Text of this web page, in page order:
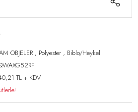
OBJELER , Polyester , Biblo/Heykel
TL + KDV